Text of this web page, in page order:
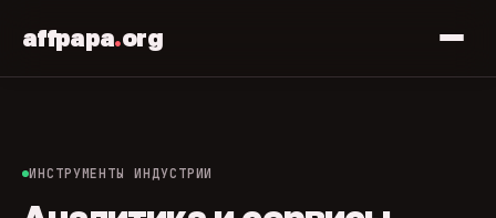
affpapa.org
ИНСТРУМЕНТЫ ИНДУСТРИИ